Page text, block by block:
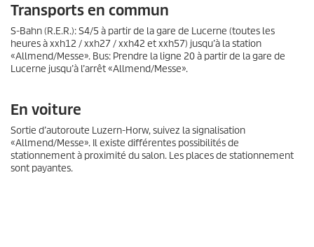
Transports en commun
S-Bahn (R.E.R.): S4/5 à partir de la gare de Lucerne (toutes les
heures à xxh12 / xxh27 / xxh42 et xxh57) jusqu’à la station
«Allmend/Messe». Bus: Prendre la ligne 20 à partir de la gare de
Lucerne jusqu’à l’arrêt «Allmend/Messe».
En voiture
Sortie d’autoroute Luzern-Horw, suivez la signalisation
«Allmend/Messe». Il existe différentes possibilités de
stationnement à proximité du salon. Les places de stationnement
sont payantes.